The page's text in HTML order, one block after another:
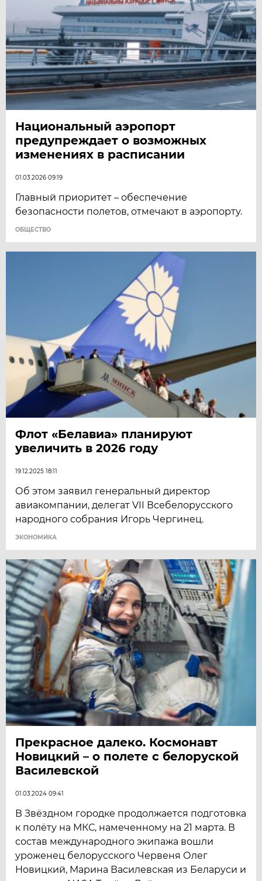
Национальный аэропорт
предупреждает о возможных
изменениях в расписании
01.03.2026 09:19
Главный приоритет – обеспечение
безопасности полетов, отмечают в аэропорту.
ОБЩЕСТВО
Флот «Белавиа» планируют
увеличить в 2026 году
19.12.2025 18:11
Об этом заявил генеральный директор
авиакомпании, делегат VII Всебелорусского
народного собрания Игорь Чергинец.
ЭКОНОМИКА
Прекрасное далеко. Космонавт
Новицкий – о полете с белоруской
Василевской
01.03.2024 09:41
В Звёздном городке продолжается подготовка
к полёту на МКС, намеченному на 21 марта. В
состав международного экипажа вошли
уроженец белорусского Червеня Олег
Новицкий, Марина Василевская из Беларуси и